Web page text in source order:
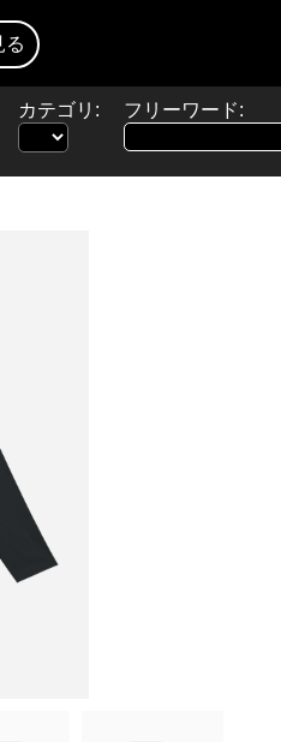
る
カテゴリ:
フリーワード: